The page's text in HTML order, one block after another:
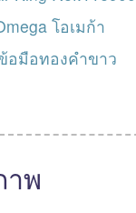
โอเมก้า
อมือทองคําขาว
าพ